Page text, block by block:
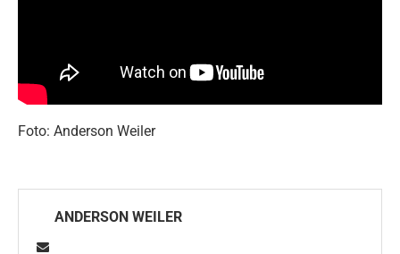
Foto: Anderson Weiler
ANDERSON WEILER